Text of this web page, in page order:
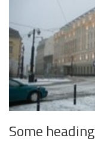
Some heading